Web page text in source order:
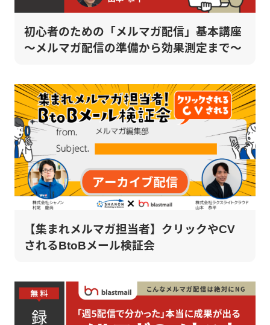
初心者のための「メルマガ配信」基本講座
～メルマガ配信の準備から効果測定まで～
【集まれメルマガ担当者】クリックやCV
されるBtoBメール検証会